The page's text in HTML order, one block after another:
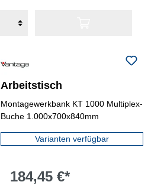
Arbeitstisch
Montagewerkbank KT 1000 Multiplex-
Buche 1.000x700x840mm
Varianten verfügbar
184,45 €*